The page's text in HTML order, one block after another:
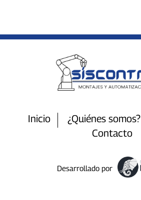
Inicio ¿Quiénes somos?
Contacto
Desarrollado por